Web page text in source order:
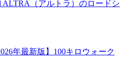
ALTRA（アルトラ）のロードシ
年最新版】100キロウォーク